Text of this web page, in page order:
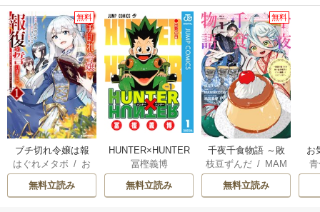
無料
ブチ切れ令嬢は報
復を誓いました。
はぐれメタボ / お
おのいも /
無料立読み
HUNTER×HUNTER
モノクロ版
冨樫義博
無料立読み
無料
千夜千食物語 ～敗
国の姫ですが氷の
皇子殿下がどうも
溺愛してくれてい
枝豆ずんだ/ MAM
AKOTO
/ 鴉羽凛燈
無料立読み
お